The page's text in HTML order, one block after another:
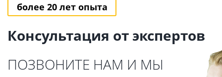
более 20 лет опыта
Консультация от экспертов
ПОЗВОНИТЕ НАМ И МЫ